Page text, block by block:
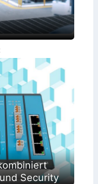
Security